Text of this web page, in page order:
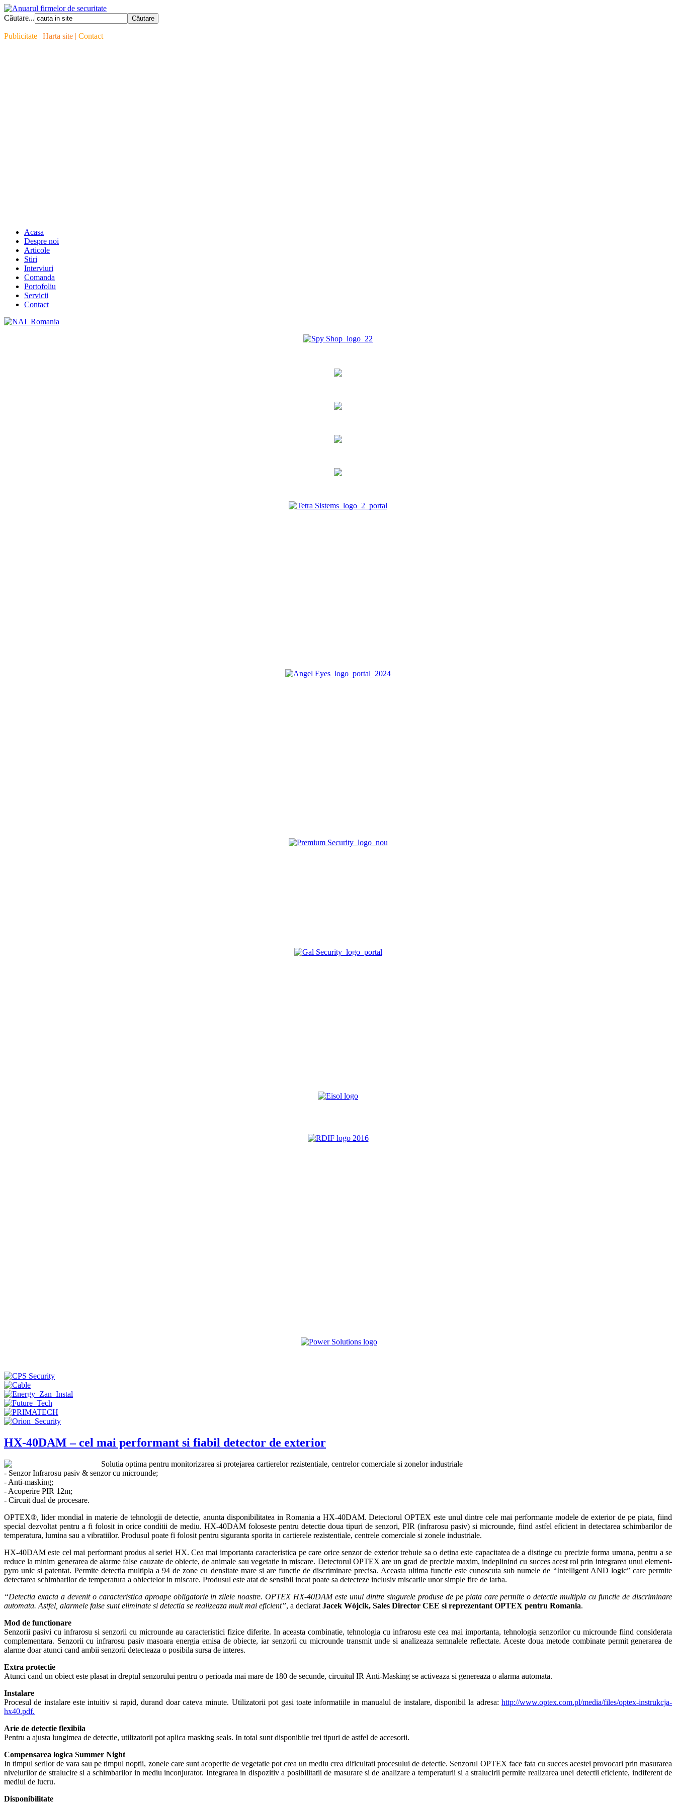
Căutare...
Publicitate | Harta site | Contact
Acasa
Despre noi
Articole
Stiri
Interviuri
Comanda
Portofoliu
Servicii
Contact
HX-40DAM – cel mai performant si fiabil detector de exterior
Solutia optima pentru monitorizarea si protejarea cartierelor rezistentiale, centrelor comerciale si zonelor industriale
- Senzor Infrarosu pasiv & senzor cu microunde;
- Anti-masking;
- Acoperire PIR 12m;
- Circuit dual de procesare.
OPTEX®, lider mondial in materie de tehnologii de detectie, anunta disponibilitatea in Romania a HX-40DAM. Detectorul OPTEX este unul dintre cele mai performante modele de exterior de pe piata, fiind
special dezvoltat pentru a fi folosit in orice conditii de mediu. HX-40DAM foloseste pentru detectie doua tipuri de senzori, PIR (infrarosu pasiv) si microunde, fiind astfel eficient in detectarea schimbarilor de
temperatura, lumina sau a vibratiilor. Produsul poate fi folosit pentru siguranta sporita in cartierele rezistentiale, centrele comerciale si zonele industriale.
HX-40DAM este cel mai performant produs al seriei HX. Cea mai importanta caracteristica pe care orice senzor de exterior trebuie sa o detina este capacitatea de a distinge cu precizie forma umana, pentru a se
reduce la minim generarea de alarme false cauzate de obiecte, de animale sau vegetatie in miscare. Detectorul OPTEX are un grad de precizie maxim, indeplinind cu succes acest rol prin integrarea unui element-
pyro unic si patentat. Permite detectia multipla a 94 de zone cu densitate mare si are functie de discriminare precisa. Aceasta ultima functie este cunoscuta sub numele de “Intelligent AND logic” care permite
detectarea schimbarilor de temperatura a obiectelor in miscare. Produsul este atat de sensibil incat poate sa detecteze inclusiv miscarile unor simple fire de iarba.
“Detectia exacta a devenit o caracteristica aproape obligatorie in zilele noastre. OPTEX HX-40DAM este unul dintre singurele produse de pe piata care permite o detectie multipla cu functie de discriminare
automata. Astfel, alarmele false sunt eliminate si detectia se realizeaza mult mai eficient”, a declarat Jacek Wójcik, Sales Director CEE si reprezentant OPTEX pentru Romania.
Mod de functionare
Senzorii pasivi cu infrarosu si senzorii cu microunde au caracteristici fizice diferite. In aceasta combinatie, tehnologia cu infrarosu este cea mai importanta, tehnologia senzorilor cu microunde fiind considerata
complementara. Senzorii cu infrarosu pasiv masoara energia emisa de obiecte, iar senzorii cu microunde transmit unde si analizeaza semnalele reflectate. Aceste doua metode combinate permit generarea de
alarme doar atunci cand ambii senzorii detecteaza o posibila sursa de interes.
Extra protectie
Atunci cand un obiect este plasat in dreptul senzorului pentru o perioada mai mare de 180 de secunde, circuitul IR Anti-Masking se activeaza si genereaza o alarma automata.
Instalare
Procesul de instalare este intuitiv si rapid, durand doar cateva minute. Utilizatorii pot gasi toate informatiile in manualul de instalare, disponibil la adresa: http://www.optex.com.pl/media/files/optex-instrukcja-
hx40.pdf.
Arie de detectie flexibila
Pentru a ajusta lungimea de detectie, utilizatorii pot aplica masking seals. In total sunt disponibile trei tipuri de astfel de accesorii.
Compensarea logica Summer Night
In timpul serilor de vara sau pe timpul noptii, zonele care sunt acoperite de vegetatie pot crea un mediu crea dificultati procesului de detectie. Senzorul OPTEX face fata cu succes acestei provocari prin masurarea
nivelurilor de stralucire si a schimbarilor in mediu inconjurator. Integrarea in dispozitiv a posibilitatii de masurare si de analizare a temperaturii si a stralucirii permite realizarea unei detectii eficiente, indiferent de
mediul de lucru.
Disponibilitate